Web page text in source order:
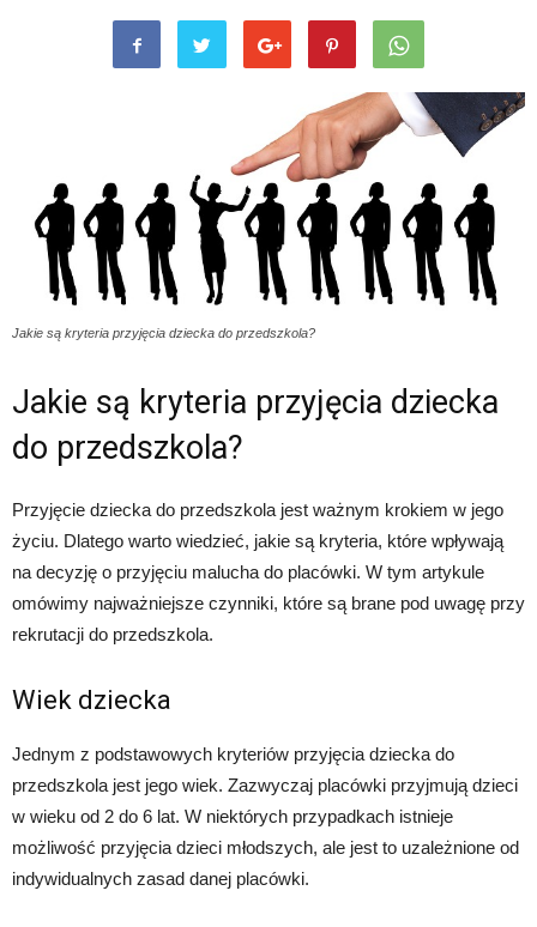
Jakie są kryteria przyjęcia dziecka do przedszkola?
Jakie są kryteria przyjęcia dziecka
do przedszkola?
Przyjęcie dziecka do przedszkola jest ważnym krokiem w jego
życiu. Dlatego warto wiedzieć, jakie są kryteria, które wpływają
na decyzję o przyjęciu malucha do placówki. W tym artykule
omówimy najważniejsze czynniki, które są brane pod uwagę przy
rekrutacji do przedszkola.
Wiek dziecka
Jednym z podstawowych kryteriów przyjęcia dziecka do
przedszkola jest jego wiek. Zazwyczaj placówki przyjmują dzieci
w wieku od 2 do 6 lat. W niektórych przypadkach istnieje
możliwość przyjęcia dzieci młodszych, ale jest to uzależnione od
indywidualnych zasad danej placówki.